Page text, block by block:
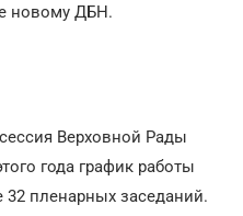
новому ДБН.
Верховной Рады
года график работы
32 пленарных заседаний.